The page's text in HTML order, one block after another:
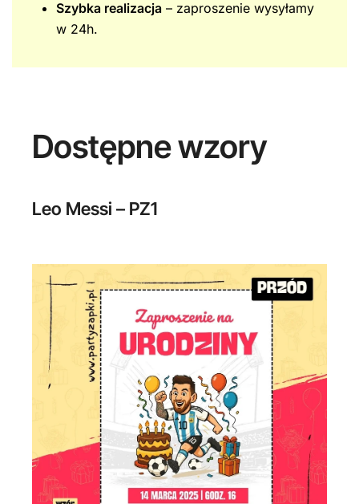
Szybka realizacja – zaproszenie wysyłamy
w 24h.
Dostępne wzory
Leo Messi – PZ1